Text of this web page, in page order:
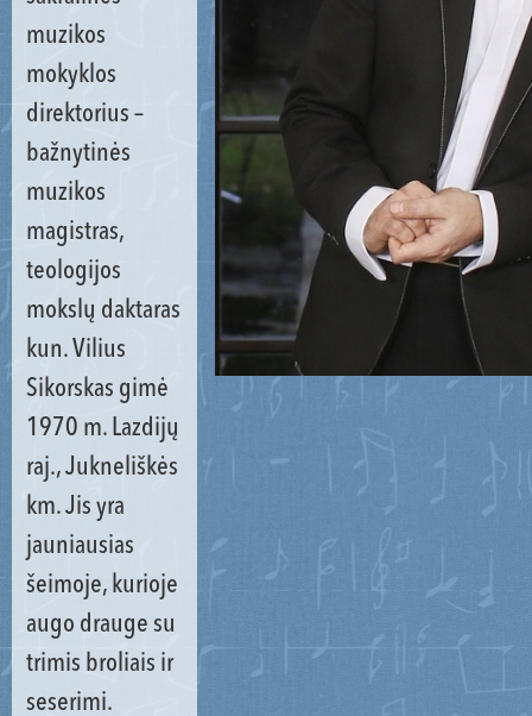
muzikos
mokyklos
direktorius –
bažnytinės
muzikos
magistras,
teologijos
mokslų daktaras
kun. Vilius
Sikorskas gimė
1970 m. Lazdijų
raj., Jukneliškės
km. Jis yra
jauniausias
šeimoje, kurioje
augo drauge su
trimis broliais ir
seserimi.